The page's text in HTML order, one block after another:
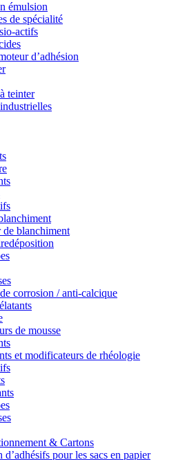
émulsion
de spécialité
actifs
d’adhésion
teinter
blanchiment
corrosion / anti-calcique
de mousse
et modificateurs de rhéologie
& Cartons
d’adhésifs pour les sacs en papier